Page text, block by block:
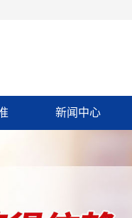
新闻中心